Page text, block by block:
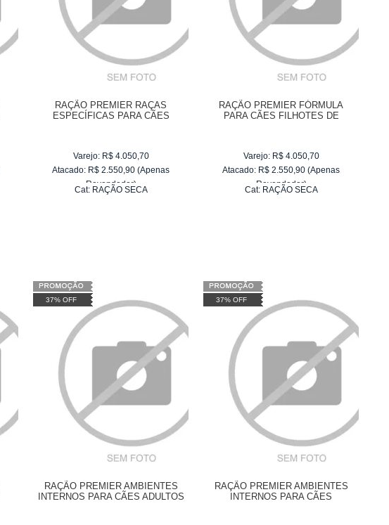
RAÇÃO PREMIER RAÇAS
ESPECÍFICAS PARA CÃES
Varejo: R$ 4.050,70
Atacado: R$ 2.550,90 (Apenas
Revendedor)
R$ 255,09
Cat: RAÇÃO SECA
RAÇÃO PREMIER FÓRMULA
PARA CÃES FILHOTES DE
Varejo: R$ 4.050,70
Atacado: R$ 2.550,90 (Apenas
Revendedor)
R$ 255,09
Cat: RAÇÃO SECA
37% OFF
RAÇÃO PREMIER AMBIENTES
INTERNOS PARA CÃES ADULTOS
37% OFF
RAÇÃO PREMIER AMBIENTES
INTERNOS PARA CÃES